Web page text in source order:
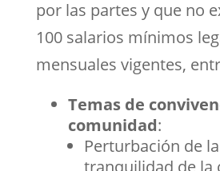
por las partes y que no
100 salarios mínimos
mensuales vigentes,
Temas de
comunidad:
Perturbación de